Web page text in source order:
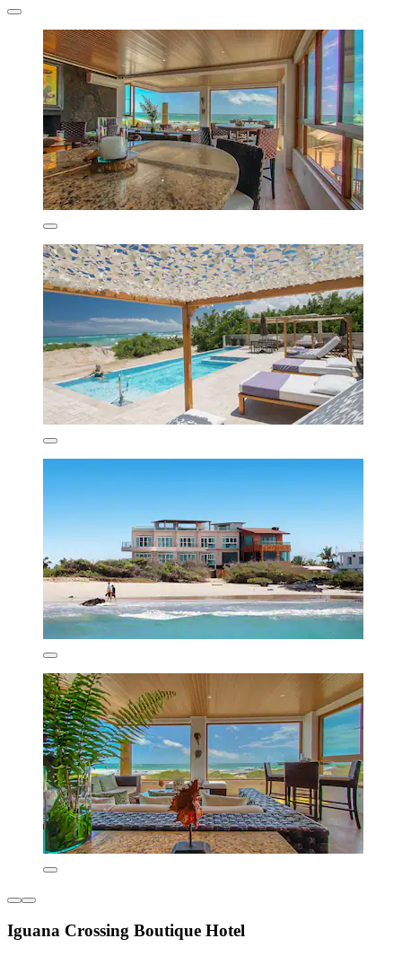
Iguana Crossing Boutique Hotel